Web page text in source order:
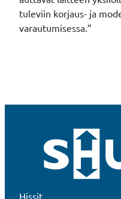
tuleviin korjaus- ja
varautumisessa.”
Hissit